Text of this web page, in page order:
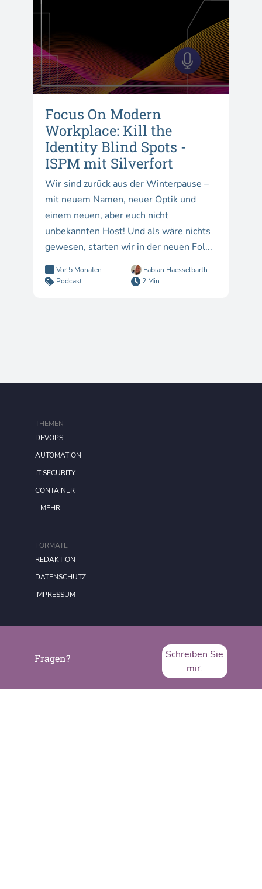
Focus On Modern
Workplace: Kill the
Identity Blind Spots -
ISPM mit Silverfort
Wir sind zurück aus der Winterpause –
mit neuem Namen, neuer Optik und
einem neuen, aber euch nicht
unbekannten Host! Und als wäre nichts
gewesen, starten wir in der neuen Fol...
Vor 5 Monaten
Fabian Haesselbarth
Podcast
2 Min
Fragen?
Schreiben Sie
mir.
FORMATE
REDAKTION
DATENSCHUTZ
IMPRESSUM
THEMEN
DEVOPS
AUTOMATION
IT SECURITY
CONTAINER
...MEHR